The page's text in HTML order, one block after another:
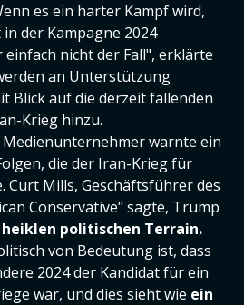
es ein harter Kampf wird,
der Kampagne 2024
nicht der Fall", erklärte
an Unterstützung
Blick auf die derzeit fallenden
Krieg hinzu.
Medienunternehmer warnte ein
die der Iran-Krieg für
Curt Mills, Geschäftsführer des
Conservative" sagte, Trump
heiklen politischen Terrain.
von Bedeutung ist, dass
2024 der Kandidat für ein
war, und dies sieht wie ein